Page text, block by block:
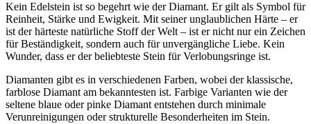
Kein Edelstein ist so begehrt wie der Diamant. Er gilt als Symbol für
Reinheit, Stärke und Ewigkeit. Mit seiner unglaublichen Härte – er
ist der härteste natürliche Stoff der Welt – ist er nicht nur ein Zeichen
für Beständigkeit, sondern auch für unvergängliche Liebe. Kein
Wunder, dass er der beliebteste Stein für Verlobungsringe ist.
Diamanten gibt es in verschiedenen Farben, wobei der klassische,
farblose Diamant am bekanntesten ist. Farbige Varianten wie der
seltene blaue oder pinke Diamant entstehen durch minimale
Verunreinigungen oder strukturelle Besonderheiten im Stein.